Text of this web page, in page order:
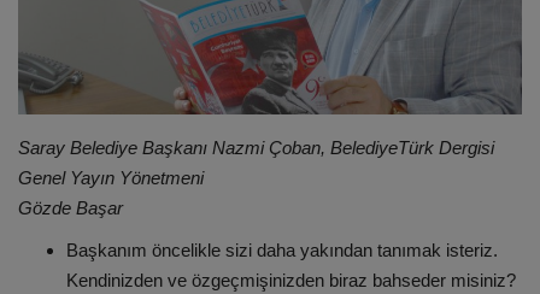
Saray Belediye Başkanı Nazmi Çoban, BelediyeTürk Dergisi
Genel Yayın Yönetmeni
Gözde Başar
Başkanım öncelikle sizi daha yakından tanımak isteriz.
Kendinizden ve özgeçmişinizden biraz bahseder misiniz?